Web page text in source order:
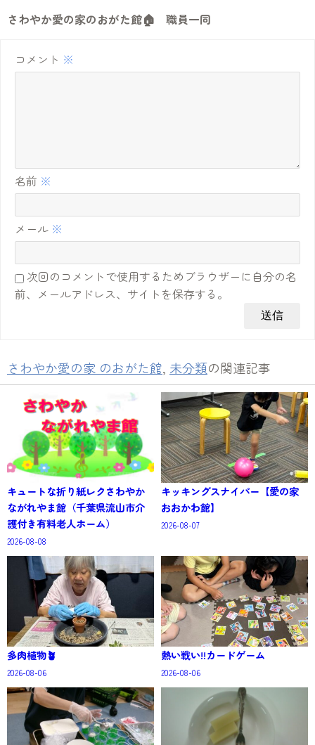
さわやか愛の家のおがた館🏠 職員一同
コメント ※
名前 ※
メール ※
次回のコメントで使用するためブラウザーに自分の名
前、メールアドレス、サイトを保存する。
さわやか愛の家 のおがた館, 未分類の関連記事
キュートな折り紙レクさわやか
ながれやま館（千葉県流山市介
護付き有料老人ホーム）
2026-08-08
キッキングスナイパー【愛の家
おおかわ館】
2026-08-07
多肉植物🪴
2026-08-06
熱い戦い!!カードゲーム
2026-08-06